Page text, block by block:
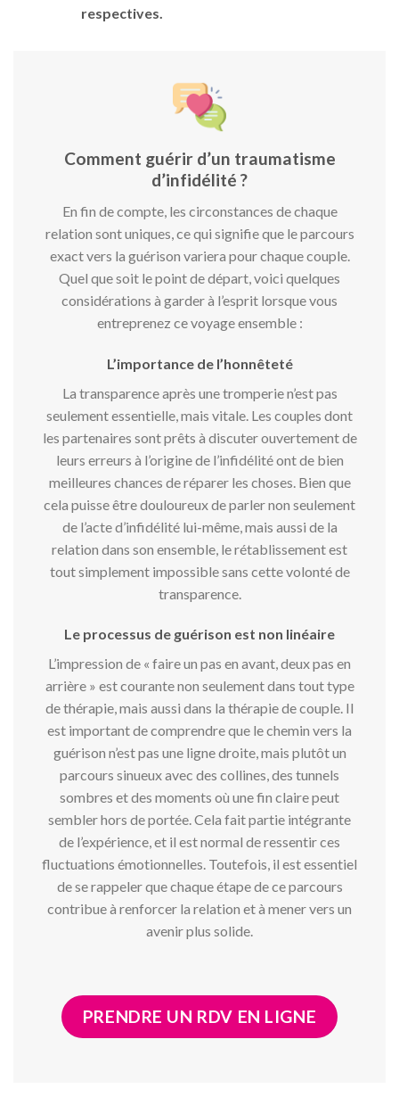
respectives.
Comment guérir d’un traumatisme
d’infidélité ?
En fin de compte, les circonstances de chaque
relation sont uniques, ce qui signifie que le parcours
exact vers la guérison variera pour chaque couple.
Quel que soit le point de départ, voici quelques
considérations à garder à l’esprit lorsque vous
entreprenez ce voyage ensemble :
L’importance de l’honnêteté
La transparence après une tromperie n’est pas
seulement essentielle, mais vitale. Les couples dont
les partenaires sont prêts à discuter ouvertement de
leurs erreurs à l’origine de l’infidélité ont de bien
meilleures chances de réparer les choses. Bien que
cela puisse être douloureux de parler non seulement
de l’acte d’infidélité lui-même, mais aussi de la
relation dans son ensemble, le rétablissement est
tout simplement impossible sans cette volonté de
transparence.
Le processus de guérison est non linéaire
L’impression de « faire un pas en avant, deux pas en
arrière » est courante non seulement dans tout type
de thérapie, mais aussi dans la thérapie de couple. Il
est important de comprendre que le chemin vers la
guérison n’est pas une ligne droite, mais plutôt un
parcours sinueux avec des collines, des tunnels
sombres et des moments où une fin claire peut
sembler hors de portée. Cela fait partie intégrante
de l’expérience, et il est normal de ressentir ces
fluctuations émotionnelles. Toutefois, il est essentiel
de se rappeler que chaque étape de ce parcours
contribue à renforcer la relation et à mener vers un
avenir plus solide.
PRENDRE UN RDV EN LIGNE